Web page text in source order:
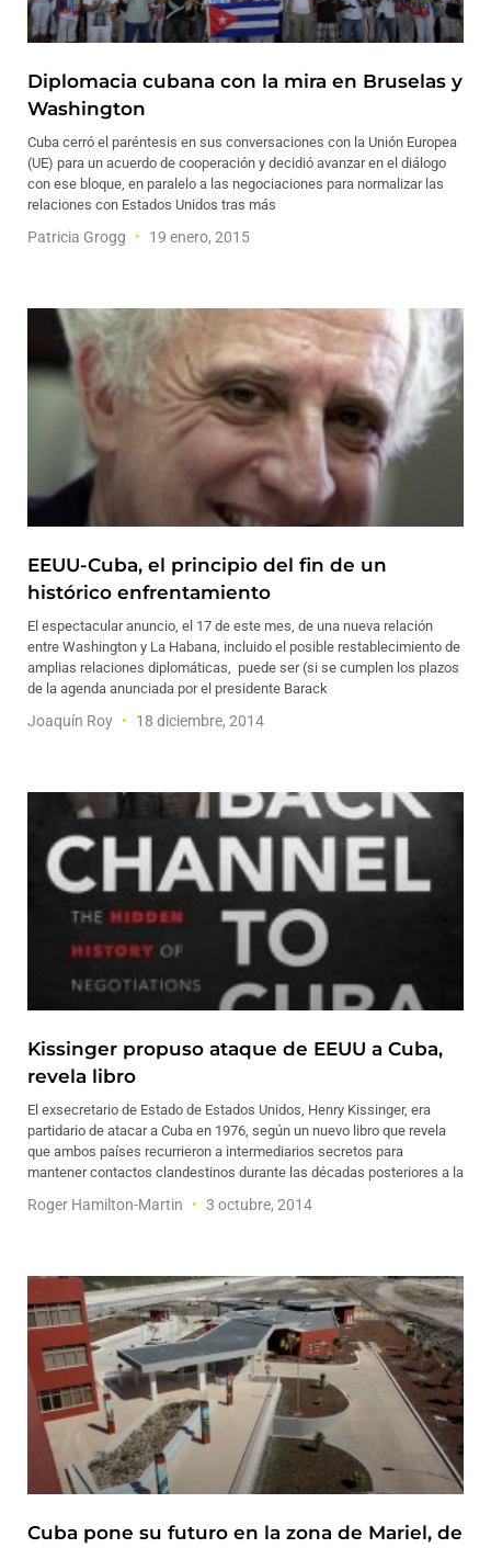
Diplomacia cubana con la mira en Bruselas y
Washington
Cuba cerró el paréntesis en sus conversaciones con la Unión Europea
(UE) para un acuerdo de cooperación y decidió avanzar en el diálogo
con ese bloque, en paralelo a las negociaciones para normalizar las
relaciones con Estados Unidos tras más
Patricia Grogg 19 enero, 2015
EEUU-Cuba, el principio del fin de un
histórico enfrentamiento
El espectacular anuncio, el 17 de este mes, de una nueva relación
entre Washington y La Habana, incluido el posible restablecimiento de
amplias relaciones diplomáticas, puede ser (si se cumplen los plazos
de la agenda anunciada por el presidente Barack
Joaquín Roy 18 diciembre, 2014
Kissinger propuso ataque de EEUU a Cuba,
revela libro
El exsecretario de Estado de Estados Unidos, Henry Kissinger, era
partidario de atacar a Cuba en 1976, según un nuevo libro que revela
que ambos países recurrieron a intermediarios secretos para
mantener contactos clandestinos durante las décadas posteriores a la
Roger Hamilton-Martin 3 octubre, 2014
Cuba pone su futuro en la zona de Mariel, de